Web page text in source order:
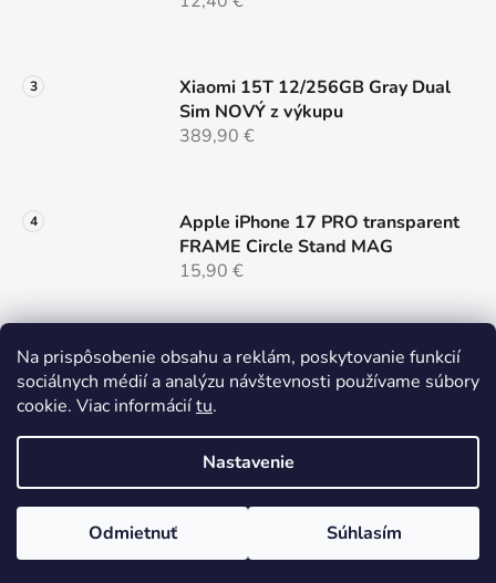
Na prispôsobenie obsahu a reklám, poskytovanie funkcií
sociálnych médií a analýzu návštevnosti používame súbory
cookie. Viac informáciítu.
Nastavenie
Odmietnuť Súhlasím
Xiaomi 15T 12/256GB Gray Dual
Sim NOVÝ z výkupu
389,90 €
Apple iPhone 17 PRO transparent
FRAME Circle Stand MAG
15,90 €
Samsung S26 cierny MAG COVER
LENS
14,90 €